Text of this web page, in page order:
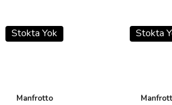
Stokta Yok
Manfrotto
Stokta